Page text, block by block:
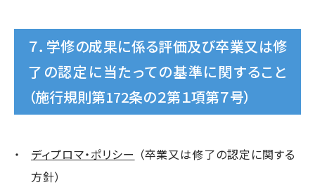
７．学修の成果に係る評価及び卒業又は修
了の認定に当たっての基準に関すること
（施行規則第172条の２第１項第７号）
ディプロマ・ポリシー （卒業又は修了の認定に関する
方針）